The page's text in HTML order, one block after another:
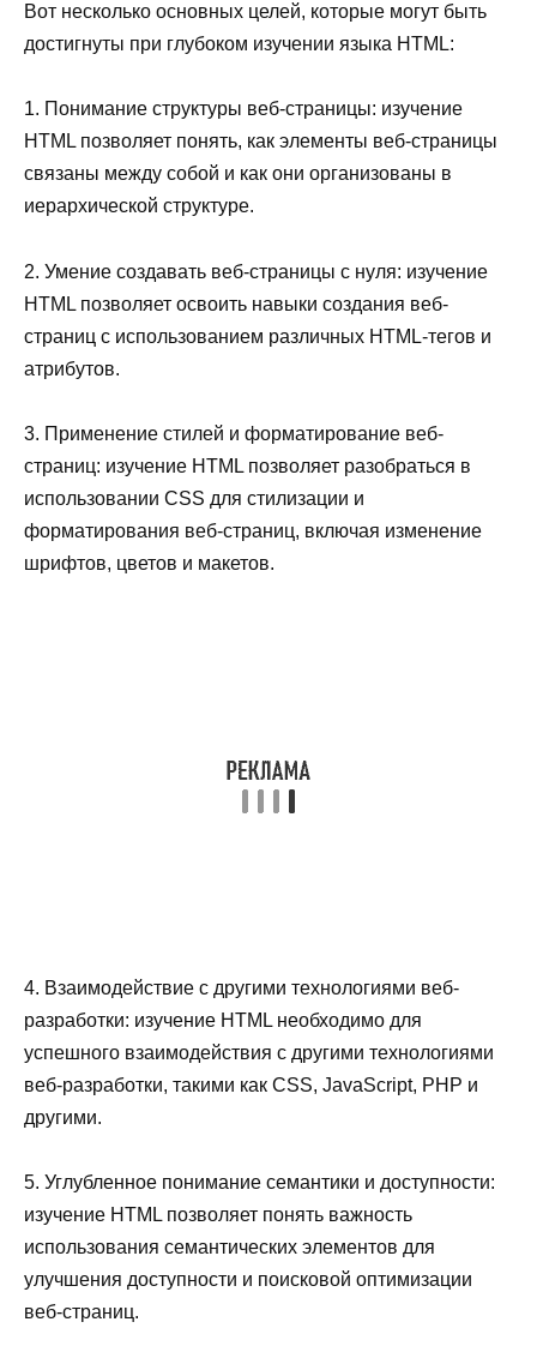
Вот несколько основных целей, которые могут быть
достигнуты при глубоком изучении языка HTML:
1. Понимание структуры веб-страницы: изучение
HTML позволяет понять, как элементы веб-страницы
связаны между собой и как они организованы в
иерархической структуре.
2. Умение создавать веб-страницы с нуля: изучение
HTML позволяет освоить навыки создания веб-
страниц с использованием различных HTML-тегов и
атрибутов.
3. Применение стилей и форматирование веб-
страниц: изучение HTML позволяет разобраться в
использовании CSS для стилизации и
форматирования веб-страниц, включая изменение
шрифтов, цветов и макетов.
4. Взаимодействие с другими технологиями веб-
разработки: изучение HTML необходимо для
успешного взаимодействия с другими технологиями
веб-разработки, такими как CSS, JavaScript, PHP и
другими.
5. Углубленное понимание семантики и доступности:
изучение HTML позволяет понять важность
использования семантических элементов для
улучшения доступности и поисковой оптимизации
веб-страниц.